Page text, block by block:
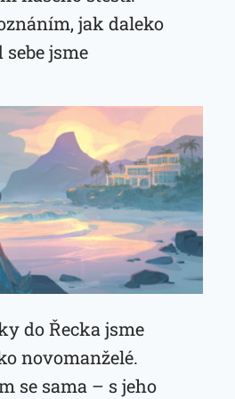
jak daleko
sebe jsme
do Řecka jsme
novomanželé.
se sama – s jeho